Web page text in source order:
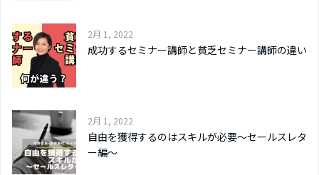
2月 1, 2022
成功するセミナー講師と貧乏セミナー講師の違い
2月 1, 2022
自由を獲得するのはスキルが必要〜セールスレタ
ー編〜